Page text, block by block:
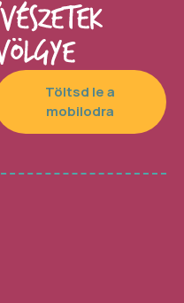
Töltsd le a
mobilodra